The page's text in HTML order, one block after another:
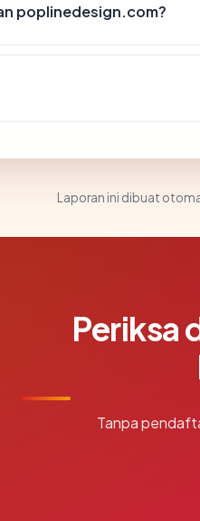
poplinedesign.com?
Laporan ini dibuat
Periksa
Tanpa